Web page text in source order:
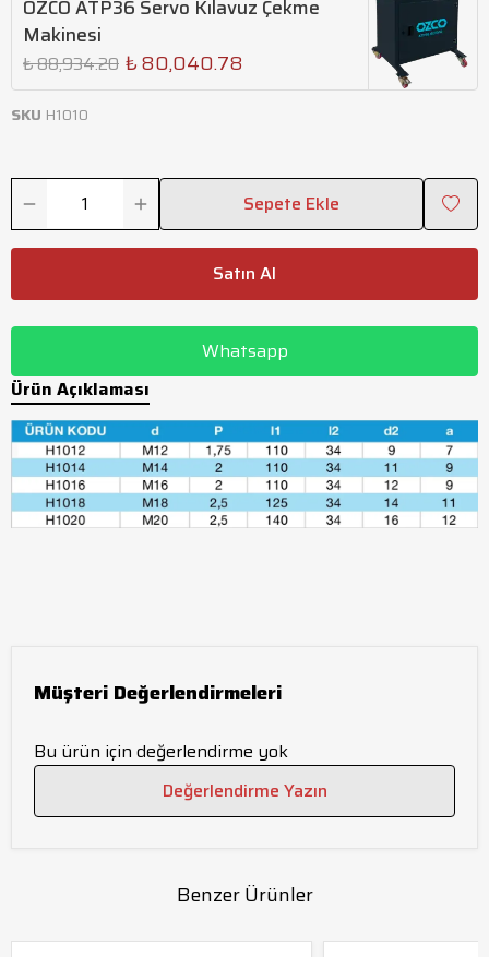
OZCO ATP36 Servo Kılavuz Çekme
Makinesi
₺ 88,934.20 ₺ 80,040.78
SKU H1010
Sepete Ekle
Satın Al
Whatsapp
Ürün Açıklaması
Müşteri Değerlendirmeleri
Bu ürün için değerlendirme yok
Değerlendirme Yazın
Benzer Ürünler